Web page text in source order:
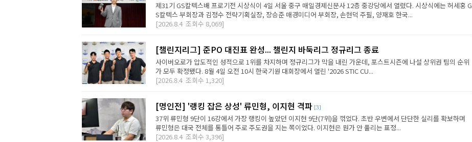
제31기 GS칼텍스배 프로기전 시상식이 4일 서울 중구 매일경제신문사 12층 중강당에서 열렸다. 시상식에는 허세홍 G
S칼텍스 부회장과 김정수 전략기획실장, 장승준 매경미디어 부회장, 손현덕 주필, 양재호 한국...
[2026.8.4 조회수 8,069]
[챌린지리그] 준PO 대진표 완성... 챌린지 바둑리그 정규리그 종료
사이버오로가 압도적인 성적으로 1위를 차지하며 정규리그가 막을 내린 가운데, 포스트시즌에 나설 상위권 팀의 순위
가 모두 확정됐다. 8월 4일 오전 10시 한국기원 대회장에서 열린 '2026 STIC CU...
[2026.8.4 조회수 1,320]
[명인전] '랭킹 잡은 상성' 류민형, 이지현 격파 [3]
37위 류민형 9단이 16강에서 가장 랭킹이 높았던 이지현 9단(7위)을 꺾었다. 초반 우변에서 단단한 실리를 확보하며
류민형은 대국 전체를 통틀어 주로 주도권을 지는 쪽이었다. 이지현은 뭔가 안 풀리는 표정...
[2026.8.4 조회수 3,396]